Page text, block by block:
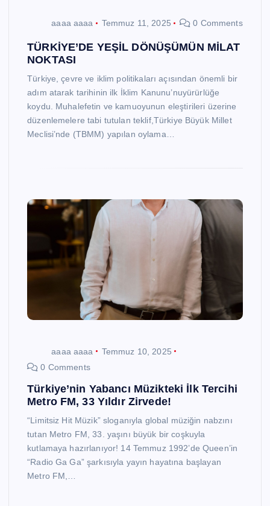
aaaa aaaa Temmuz 11, 2025 0 Comments
TÜRKİYE’DE YEŞİL DÖNÜŞÜMÜN MİLAT
NOKTASI
Türkiye, çevre ve iklim politikaları açısından önemli bir
adım atarak tarihinin ilk İklim Kanunu’nuyürürlüğe
koydu. Muhalefetin ve kamuoyunun eleştirileri üzerine
düzenlemelere tabi tutulan teklif,Türkiye Büyük Millet
Meclisi’nde (TBMM) yapılan oylama…
aaaa aaaa
Temmuz 10, 2025
0 Comments
Türkiye’nin Yabancı Müzikteki İlk Tercihi
Metro FM, 33 Yıldır Zirvede!
“Limitsiz Hit Müzik” sloganıyla global müziğin nabzını
tutan Metro FM, 33. yaşını büyük bir coşkuyla
kutlamaya hazırlanıyor! 14 Temmuz 1992’de Queen’in
“Radio Ga Ga” şarkısıyla yayın hayatına başlayan
Metro FM,…